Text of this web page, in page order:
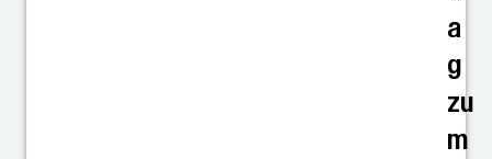
a
g
zu
m